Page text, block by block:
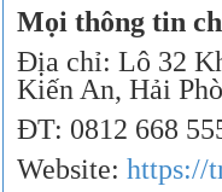
Mọi thông tin
Địa chỉ: Lô 32
Kiến An, Hải
ĐT: 0812 668
Website: https://